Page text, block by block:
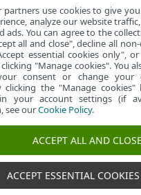
partners use cookies to give
analyze our website
ads. You can agree to the
all and close", decline all
essential cookies only",
"Manage cookies". You
consent or change your
clicking the "Manage
your account settings (if
see ourCookie Policy.
ACCEPT ALL AND CLOSE
ACCEPT ESSENTIAL